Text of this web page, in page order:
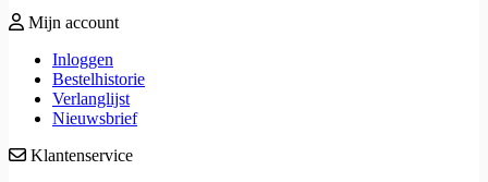
Mijn account
Inloggen
Bestelhistorie
Verlanglijst
Nieuwsbrief
Klantenservice